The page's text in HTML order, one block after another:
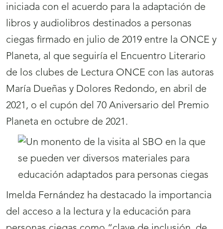
iniciada con el acuerdo para la adaptación de
libros y audiolibros destinados a personas
ciegas firmado en julio de 2019 entre la ONCE y
Planeta, al que seguiría el Encuentro Literario
de los clubes de Lectura ONCE con las autoras
María Dueñas y Dolores Redondo, en abril de
2021, o el cupón del 70 Aniversario del Premio
Planeta en octubre de 2021.
Imelda Fernández ha destacado la importancia
del acceso a la lectura y la educación para